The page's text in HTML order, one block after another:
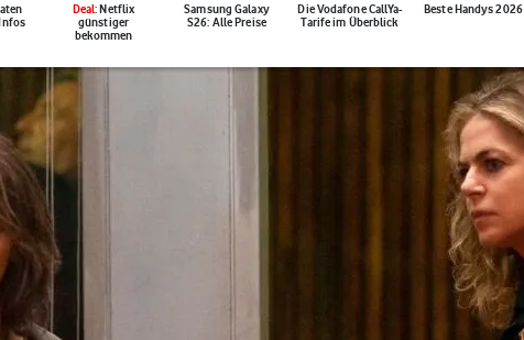
Deal: Netflix
günstiger
bekommen
Samsung Galaxy
S26: Alle Preise
Die Vodafone CallYa-
Tarife im Überblick
Beste Handys 2026